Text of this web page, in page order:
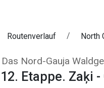
Routenverlauf North
12. Etappe.
Das Nord-Gauja
12. Etappe. Zaķi -